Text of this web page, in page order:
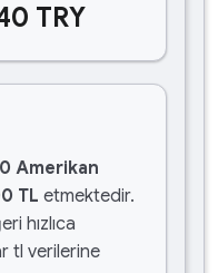
TRY
Amerikan
TL etmektedir.
hızlıca
tl verilerine